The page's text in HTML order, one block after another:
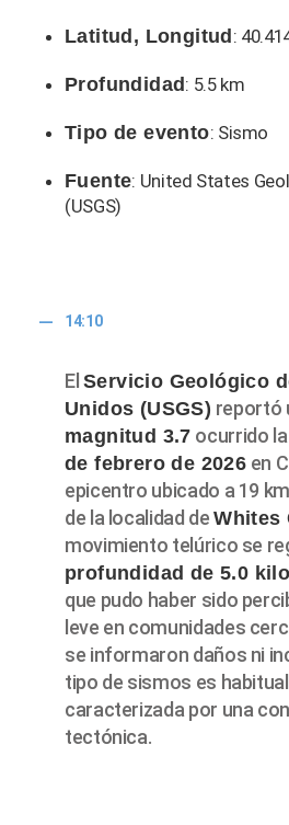
Latitud, Longitud:
Profundidad: 5.5 km
Tipo de evento: Sismo
Fuente: United States
(USGS)
14:10
El Servicio Geológico
Unidos (USGS) reportó
magnitud 3.7 ocurrido
de febrero de 2026 en
epicentro ubicado a 19
de la localidad deWhites
movimiento telúrico se
profundidad de 5.0
que pudo haber sido
leve en comunidades
se informaron daños ni
tipo de sismos es
caracterizada por una
tectónica.